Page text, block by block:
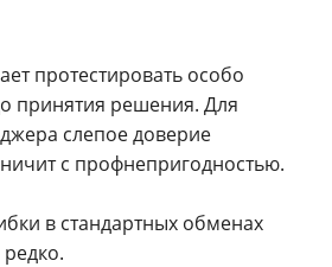
протестировать особо
принятия решения. Для
слепое доверие
с профнепригодностью.
в стандартных обменах